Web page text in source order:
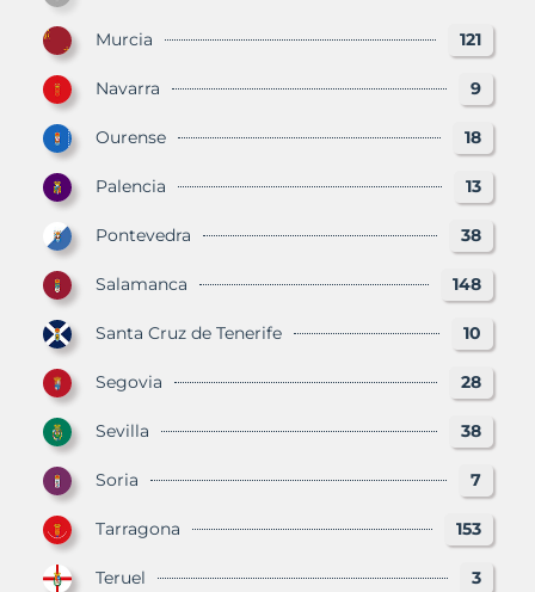
Murcia 121
Navarra 9
Ourense 18
Palencia 13
Pontevedra 38
Salamanca 148
Santa Cruz de Tenerife 10
Segovia 28
Sevilla 38
Soria 7
Tarragona 153
Teruel 3